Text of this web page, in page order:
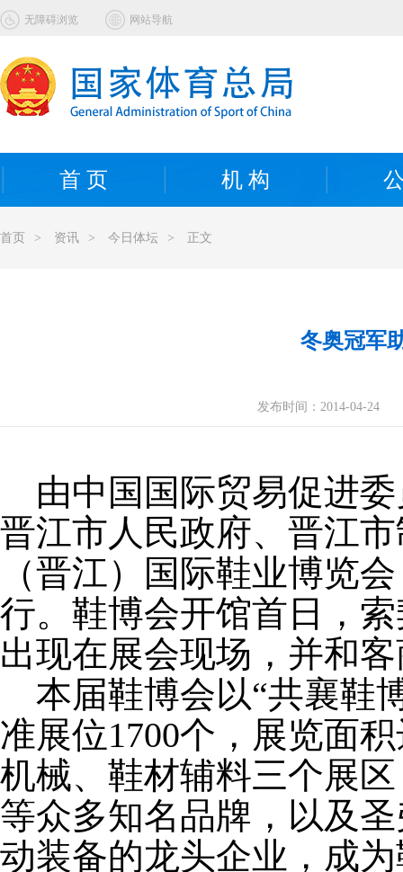
无障碍浏览 网站导航
首 页 机 构
首页 > 资讯 > 今日体坛 > 正文
冬奥冠军
发布时间： 2014-04-24
由中国国际贸易促进委
晋江市人民政府、晋江
（晋江）国际鞋业博览
行。鞋博会开馆首日，
出现在展会现场，并和
本届鞋博会以“共襄鞋
准展位1700个，展览面
机械、鞋材辅料三个展
等众多知名品牌，以及
动装备的龙头企业，成